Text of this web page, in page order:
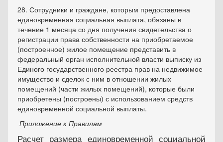
28. Сотрудники и граждане, которым предоставлена
единовременная социальная выплата, обязаны в
течение 1 месяца со дня получения свидетельства о
регистрации права собственности на приобретаемое
(построенное) жилое помещение представить в
федеральный орган исполнительной власти выписку из
Единого государственного реестра прав на недвижимое
имущество и сделок с ним в отношении жилых
помещений (части жилых помещений), которые были
приобретены (построены) с использованием средств
единовременной социальной выплаты.
Приложение к Правилам
Расчет размера единовременной социальной